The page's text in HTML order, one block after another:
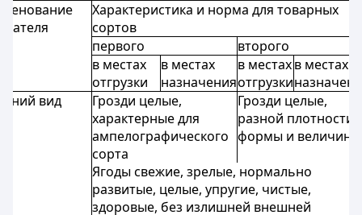
Характеристика и норма для товарных
сортов
первого
второго
в местах
отгрузки
в местах
назначения
в местах
отгрузки
в местах
вид
Грозди целые,
характерные для
ампелографического
сорта
Грозди целые,
разной плотности,
формы и величины
Ягоды свежие, зрелые, нормально
развитые, целые, упругие, чистые,
здоровые, без излишней внешней